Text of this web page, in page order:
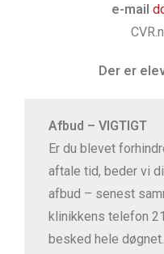
e-mail
Der er
Afbud – VIGTIGT
Er du blevet
aftale tid, beder vi
afbud – senest
klinikkens telefon
besked hele døgnet.